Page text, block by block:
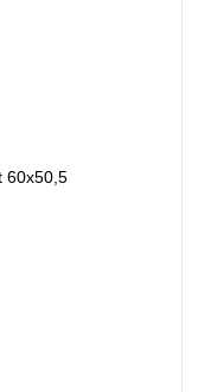
60x50,5